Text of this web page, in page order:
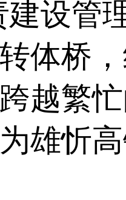
建设管
体桥
越繁
雄忻